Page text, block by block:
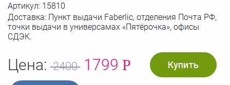
Артикул: 15810
Доставка: Пункт выдачи Faberlic, отделения Почта РФ,
точки выдачи в универсамах «Пятёрочка», офисы
СДЭК.
Цена: 2400 1799 Р Купить